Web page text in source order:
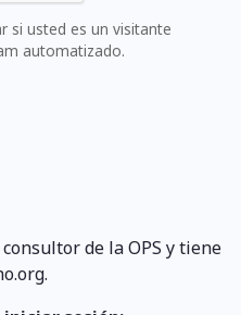
si usted es un visitante
automatizado.
de la OPS y tiene